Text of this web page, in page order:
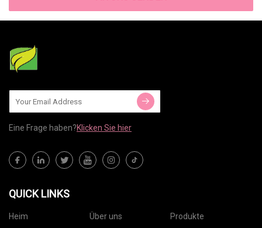
Eine Frage haben?Klicken Sie hier
QUICK LINKS
Heim Über uns
Produkte